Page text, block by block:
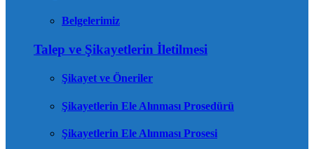
Belgelerimiz
Talep ve Şikayetlerin İletilmesi
Şikayet ve Öneriler
Şikayetlerin Ele Alınması Prosedürü
Şikayetlerin Ele Alınması Prosesi